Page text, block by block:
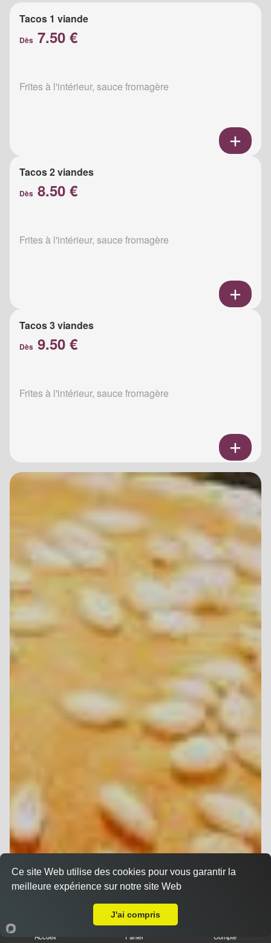
Tacos 1 viande
Dès 7.50 €
Frites à l'intérieur, sauce fromagère
Tacos 2 viandes
Dès 8.50 €
Frites à l'intérieur, sauce fromagère
Tacos 3 viandes
Dès 9.50 €
Frites à l'intérieur, sauce fromagère
Accueil Panier Compte
Ce site Web utilise des cookies pour vous garantir la
meilleure expérience sur notre site Web
J'ai compris